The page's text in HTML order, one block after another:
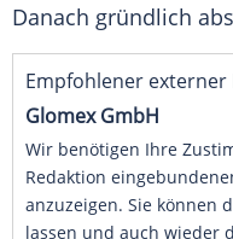
Danach gründlich
Empfohlener externer
Glomex GmbH
Wir benötigen Ihre
Redaktion
anzuzeigen. Sie können
lassen und auch wieder